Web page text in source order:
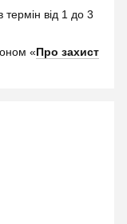
від 1 до 3
«Про захист